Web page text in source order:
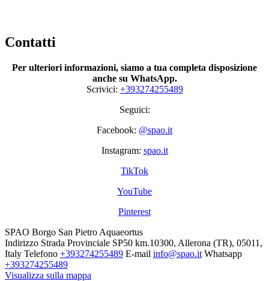
Contatti
Per ulteriori informazioni, siamo a tua completa disposizione
anche su WhatsApp.
Scrivici: +393274255489
Seguici:
Facebook: @spao.it
Instagram: spao.it
TikTok
YouTube
Pinterest
SPAO Borgo San Pietro Aquaeortus
Indirizzo Strada Provinciale SP50 km.10300, Allerona (TR), 05011,
Italy Telefono +393274255489 E-mail info@spao.it Whatsapp
+393274255489
Visualizza sulla mappa